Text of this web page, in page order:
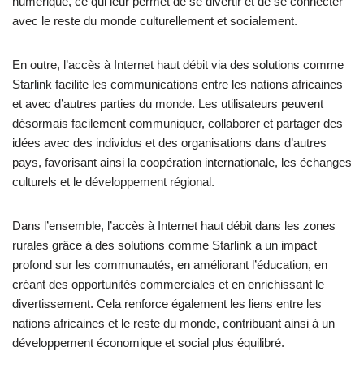
avec le reste du monde culturellement et socialement.
En outre, l’accès à Internet haut débit via des solutions comme
Starlink facilite les communications entre les nations africaines
et avec d’autres parties du monde. Les utilisateurs peuvent
désormais facilement communiquer, collaborer et partager des
idées avec des individus et des organisations dans d’autres
pays, favorisant ainsi la coopération internationale, les échanges
culturels et le développement régional.
Dans l’ensemble, l’accès à Internet haut débit dans les zones
rurales grâce à des solutions comme Starlink a un impact
profond sur les communautés, en améliorant l’éducation, en
créant des opportunités commerciales et en enrichissant le
divertissement. Cela renforce également les liens entre les
nations africaines et le reste du monde, contribuant ainsi à un
développement économique et social plus équilibré.